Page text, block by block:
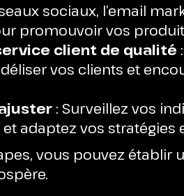
sociaux, l’email
promouvoir vos
client de qualité
vos clients et
: Surveillez vos
adaptez vos stratégies
vous pouvez établir